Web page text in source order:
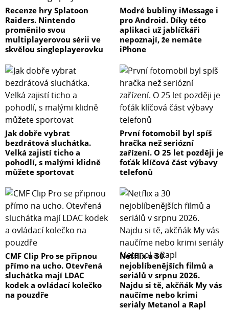
Recenze hry Splatoon
Raiders. Nintendo
proměnilo svou
multiplayerovou sérii ve
skvělou singleplayerovku
Modré bubliny iMessage i
pro Android. Díky této
aplikaci už jablíčkáři
nepoznají, že nemáte
iPhone
Jak dobře vybrat
bezdrátová sluchátka.
Velká zajistí ticho a
pohodlí, s malými klidně
můžete sportovat
První fotomobil byl spíš
hračka než seriózní
zařízení. O 25 let později je
foťák klíčová část výbavy
telefonů
CMF Clip Pro se připnou
přímo na ucho. Otevřená
sluchátka mají LDAC
kodek a ovládací kolečko
na pouzdře
Netflix a 30
nejoblíbenějších filmů a
seriálů v srpnu 2026.
Najdu si tě, akčňák My vás
naučíme nebo krimi
seriály Metanol a Rapl